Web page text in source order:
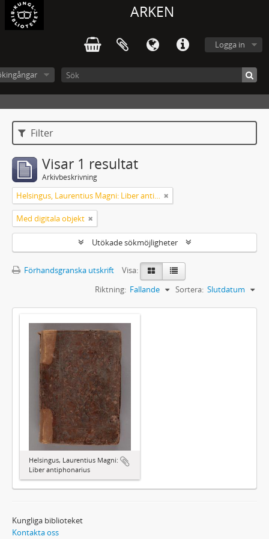
ARKEN
Logga in
Filter
Visar 1 resultat
Arkivbeskrivning
Helsingus, Laurentius Magni: Liber antiphonarius
Med digitala objekt
Utökade sökmöjligheter
Förhandsgranska utskrift
Visa:
Sortera: Slutdatum
Riktning: Fallande
Helsingus, Laurentius Magni:
Liber antiphonarius
Kungliga biblioteket
Kontakta oss